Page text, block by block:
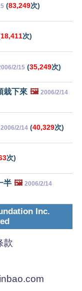
(83,249次)
18,411次)
2/15 (35,249次)
栽下來 🖼️ 2006/2/14
2006/2/14 (40,329次)
次)
半 🖼️ 2006/2/14
Inc.
款